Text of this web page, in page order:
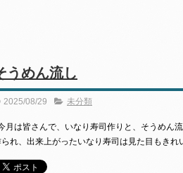
うめん流し
2025/08/29 未分類
月は皆さんで、いなり寿司作りと、そうめん
られ、出来上がったいなり寿司は見た目もき